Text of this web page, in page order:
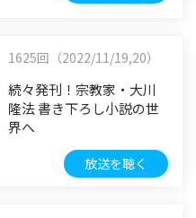
1625回（2022/11/19,20）
続々発刊！宗教家・大川
隆法 書き下ろし小説の世
界へ
放送を聴く